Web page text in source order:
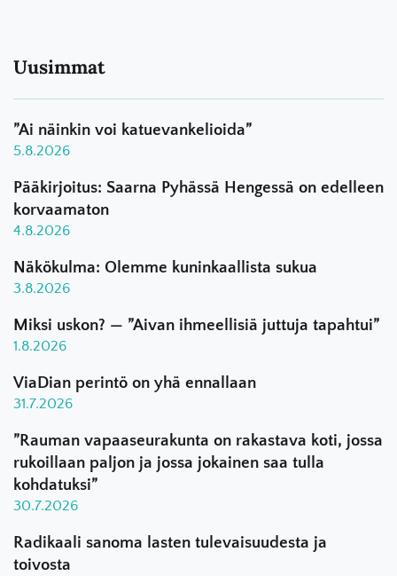
Uusimmat
”Ai näinkin voi katuevankelioida”
5.8.2026
Pääkirjoitus: Saarna Pyhässä Hengessä on edelleen
korvaamaton
4.8.2026
Näkökulma: Olemme kuninkaallista sukua
3.8.2026
Miksi uskon? — ”Aivan ihmeellisiä juttuja tapahtui”
1.8.2026
ViaDian perintö on yhä ennallaan
31.7.2026
”Rauman vapaaseurakunta on rakastava koti, jossa
rukoillaan paljon ja jossa jokainen saa tulla
kohdatuksi”
30.7.2026
Radikaali sanoma lasten tulevaisuudesta ja
toivosta